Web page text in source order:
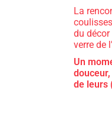
La
du décor
verre de
Un
de leurs